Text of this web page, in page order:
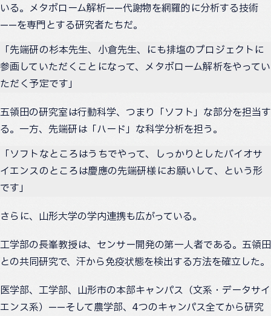
いる。メタボローム解析——代謝物を網羅的に分析する技術
——を専門とする研究者たちだ。
「先端研の杉本先生、小倉先生、にも排塩のプロジェクトに
参画していただくことになって、メタボローム解析をやってい
ただく予定です」
五領田の研究室は行動科学、つまり「ソフト」な部分を担当す
る。一方、先端研は「ハード」な科学分析を担う。
「ソフトなところはうちでやって、しっかりとしたバイオサ
イエンスのところは慶應の先端研様にお願いして、という形
です」
さらに、山形大学の学内連携も広がっている。
工学部の長峯教授は、センサー開発の第一人者である。五領田
との共同研究で、汗から免疫状態を検出する方法を確立した。
医学部、工学部、山形市の本部キャンパス（文系・データサイ
エンス系）——そして農学部、4つのキャンパス全てから研究